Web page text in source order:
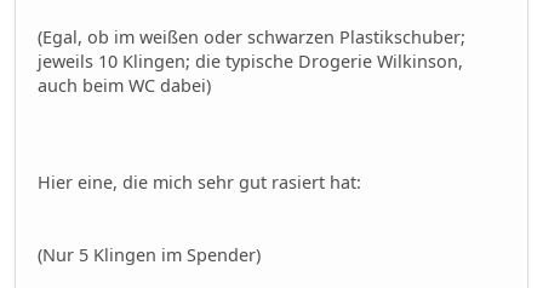
(Egal, ob im weißen oder schwarzen Plastikschuber;
jeweils 10 Klingen; die typische Drogerie Wilkinson,
auch beim WC dabei)
Hier eine, die mich sehr gut rasiert hat:
(Nur 5 Klingen im Spender)